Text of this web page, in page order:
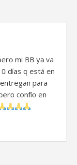
mi BB ya va
días q está en
para
confío en